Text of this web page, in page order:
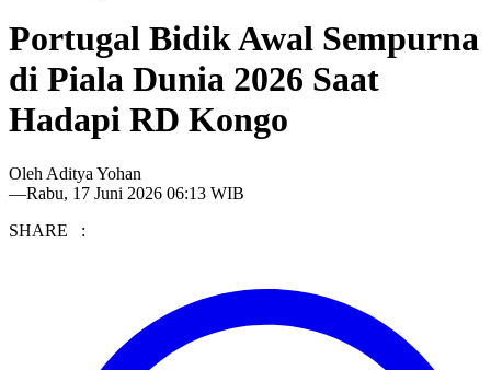
Portugal Bidik Awal Sempurna
di Piala Dunia 2026 Saat
Hadapi RD Kongo
Oleh Aditya Yohan
—Rabu, 17 Juni 2026 06:13 WIB
SHARE :